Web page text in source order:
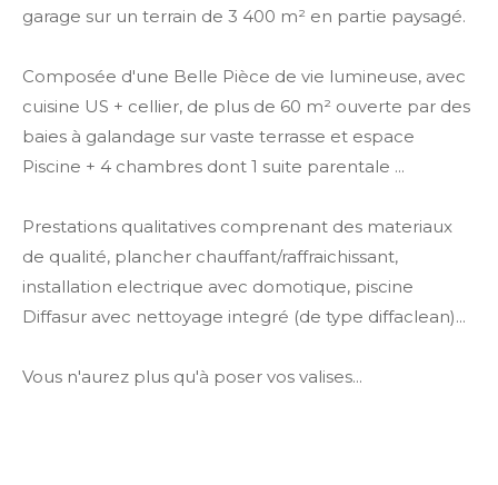
garage sur un terrain de 3 400 m² en partie paysagé.
Composée d'une Belle Pièce de vie lumineuse, avec
cuisine US + cellier, de plus de 60 m² ouverte par des
baies à galandage sur vaste terrasse et espace
Piscine + 4 chambres dont 1 suite parentale ...
Prestations qualitatives comprenant des materiaux
de qualité, plancher chauffant/raffraichissant,
installation electrique avec domotique, piscine
Diffasur avec nettoyage integré (de type diffaclean)...
Vous n'aurez plus qu'à poser vos valises...